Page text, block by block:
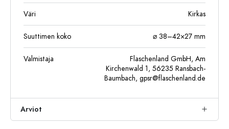
Väri Kirkas
Suuttimen koko ⌀ 38–42×27 mm
Valmistaja
Flaschenland GmbH, Am
Kirchenwald 1, 56235 Ransbach-
Baumbach, gpsr@flaschenland.de
Arviot